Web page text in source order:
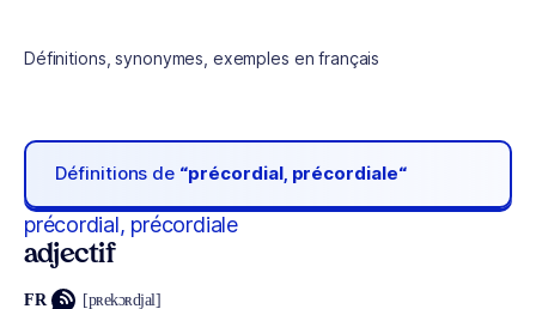
Définitions, synonymes, exemples en français
Définitions de “précordial, précordiale“
précordial, précordiale
adjectif
FR [pʀekɔʀdjal]